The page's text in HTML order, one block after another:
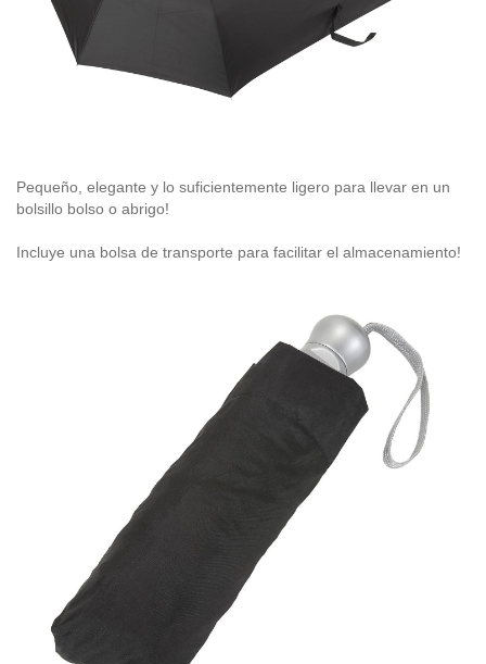
Pequeño, elegante y lo suficientemente ligero para llevar en un
bolsillo bolso o abrigo!
Incluye una bolsa de transporte para facilitar el almacenamiento!